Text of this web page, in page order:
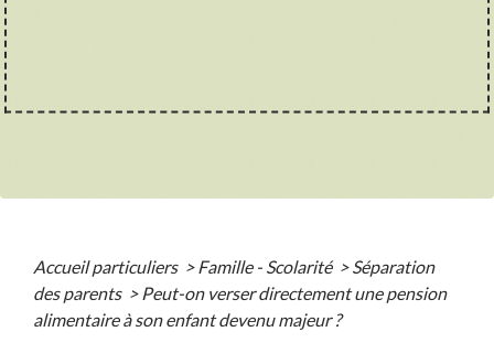
Accueil particuliers > Famille - Scolarité > Séparation
des parents > Peut-on verser directement une pension
alimentaire à son enfant devenu majeur ?